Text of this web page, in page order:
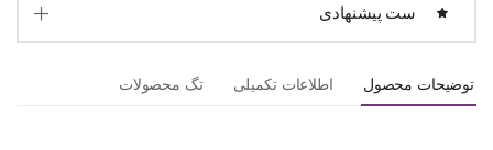
ست پیشنهادی
توضیحات محصول اطلاعات تکمیلی تگ محصولات